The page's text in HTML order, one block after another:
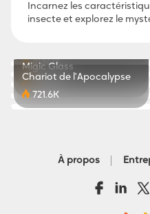
Incarnez les
insecte et explorez le
409.1K
202.1K
Migic Glass
Chariot de l'Apocalypse
721.6K
À propos